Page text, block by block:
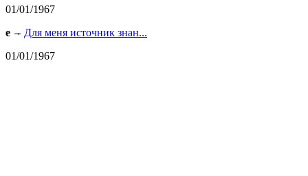
01/01/1967
e
Для меня источник знан...
01/01/1967